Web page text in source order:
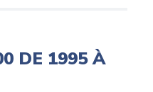
DE 1995 À